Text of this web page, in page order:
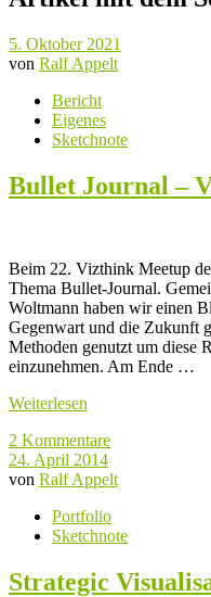
5. Oktober 2021
von Ralf Appelt
Bericht
Eigenes
Sketchnote
Bullet Journal –
Beim 22. Vizthink Meetup
Thema Bullet-Journal.
Woltmann haben wir einen
Gegenwart und die Zukunft
Methoden genutzt um diese
einzunehmen. Am Ende …
Weiterlesen
2 Kommentare
24. April 2014
von Ralf Appelt
Portfolio
Sketchnote
Strategic